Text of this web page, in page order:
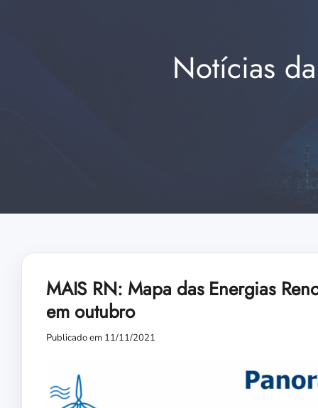
Notícias
MAIS RN: Mapa das Energias
em outubro
Publicado em 11/11/2021